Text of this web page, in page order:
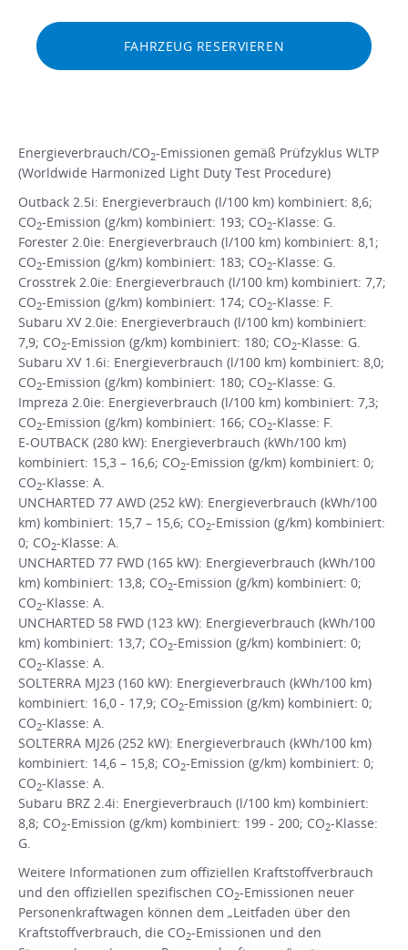
FAHRZEUG RESERVIEREN
Energieverbrauch/CO2-Emissionen gemäß Prüfzyklus WLTP
(Worldwide Harmonized Light Duty Test Procedure)
Outback 2.5i: Energieverbrauch (l/100 km) kombiniert: 8,6;
CO2-Emission (g/km) kombiniert: 193; CO2-Klasse: G.
Forester 2.0ie: Energieverbrauch (l/100 km) kombiniert: 8,1;
CO2-Emission (g/km) kombiniert: 183; CO2-Klasse: G.
Crosstrek 2.0ie: Energieverbrauch (l/100 km) kombiniert: 7,7;
CO2-Emission (g/km) kombiniert: 174; CO2-Klasse: F.
Subaru XV 2.0ie: Energieverbrauch (l/100 km) kombiniert:
7,9; CO2-Emission (g/km) kombiniert: 180; CO2-Klasse: G.
Subaru XV 1.6i: Energieverbrauch (l/100 km) kombiniert: 8,0;
CO2-Emission (g/km) kombiniert: 180; CO2-Klasse: G.
Impreza 2.0ie: Energieverbrauch (l/100 km) kombiniert: 7,3;
CO2-Emission (g/km) kombiniert: 166; CO2-Klasse: F.
E-OUTBACK (280 kW): Energieverbrauch (kWh/100 km)
kombiniert: 15,3 – 16,6; CO2-Emission (g/km) kombiniert: 0;
CO2-Klasse: A.
UNCHARTED 77 AWD (252 kW): Energieverbrauch (kWh/100
km) kombiniert: 15,7 – 15,6; CO2-Emission (g/km) kombiniert:
0; CO2-Klasse: A.
UNCHARTED 77 FWD (165 kW): Energieverbrauch (kWh/100
km) kombiniert: 13,8; CO2-Emission (g/km) kombiniert: 0;
CO2-Klasse: A.
UNCHARTED 58 FWD (123 kW): Energieverbrauch (kWh/100
km) kombiniert: 13,7; CO2-Emission (g/km) kombiniert: 0;
CO2-Klasse: A.
SOLTERRA MJ23 (160 kW): Energieverbrauch (kWh/100 km)
kombiniert: 16,0 - 17,9; CO2-Emission (g/km) kombiniert: 0;
CO2-Klasse: A.
SOLTERRA MJ26 (252 kW): Energieverbrauch (kWh/100 km)
kombiniert: 14,6 – 15,8; CO2-Emission (g/km) kombiniert: 0;
CO2-Klasse: A.
Subaru BRZ 2.4i: Energieverbrauch (l/100 km) kombiniert:
8,8; CO2-Emission (g/km) kombiniert: 199 - 200; CO2-Klasse:
G.
Weitere Informationen zum offiziellen Kraftstoffverbrauch
und den offiziellen spezifischen CO2-Emissionen neuer
Personenkraftwagen können dem „Leitfaden über den
Kraftstoffverbrauch, die CO2-Emissionen und den